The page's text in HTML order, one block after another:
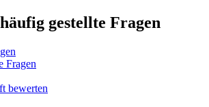
gestellte Fragen
Fragen
bewerten